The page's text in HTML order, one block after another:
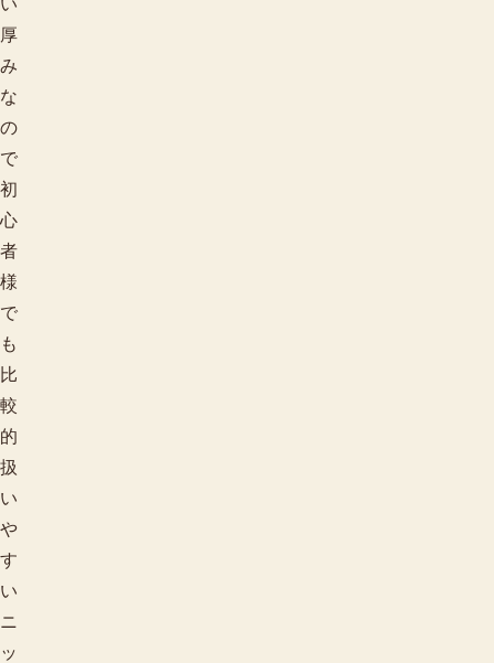
厚
み
な
の
で
初
心
者
様
で
も
比
較
的
扱
い
や
す
い
ニ
ッ